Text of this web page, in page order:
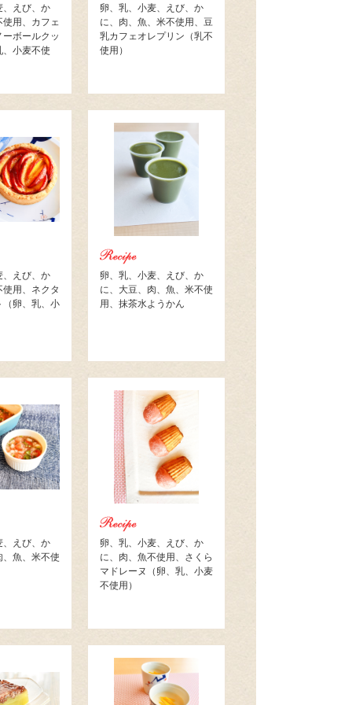
、えび、か
用、カフェ
ボールクッ
、小麦不使
卵、乳、小麦、えび、か
に、肉、魚、米不使用、豆
乳カフェオレプリン（乳不
使用）
、えび、か
用、ネクタ
（卵、乳、小
卵、乳、小麦、えび、か
に、大豆、肉、魚、米不使
用、抹茶水ようかん
、えび、か
魚、米不使
卵、乳、小麦、えび、か
に、肉、魚不使用、さくら
マドレーヌ（卵、乳、小麦
不使用）